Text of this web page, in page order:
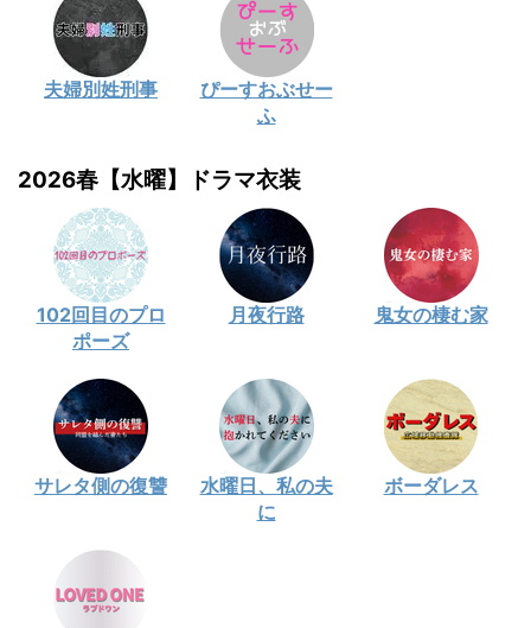
夫婦別姓刑事
ぴーすおぶせー
ふ
2026春【水曜】ドラマ衣装
102回目のプロ
ポーズ
月夜行路 鬼女の棲む家
サレタ側の復讐
水曜日、私の夫
に
ボーダレス